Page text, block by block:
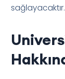
sağlayacaktır.